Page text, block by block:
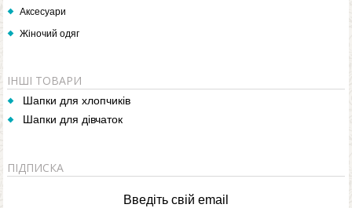
Аксесуари
Жіночий одяг
ІНШІ ТОВАРИ
Шапки для хлопчиків
Шапки для дівчаток
ПІДПИСКА
Введіть свій email